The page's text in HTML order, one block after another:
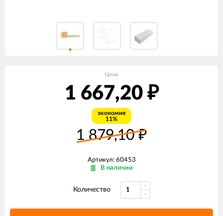
Цена
1 667,20 ₽
экономия
11%
1 879,10₽
Артикул: 60453
В наличии
Количество